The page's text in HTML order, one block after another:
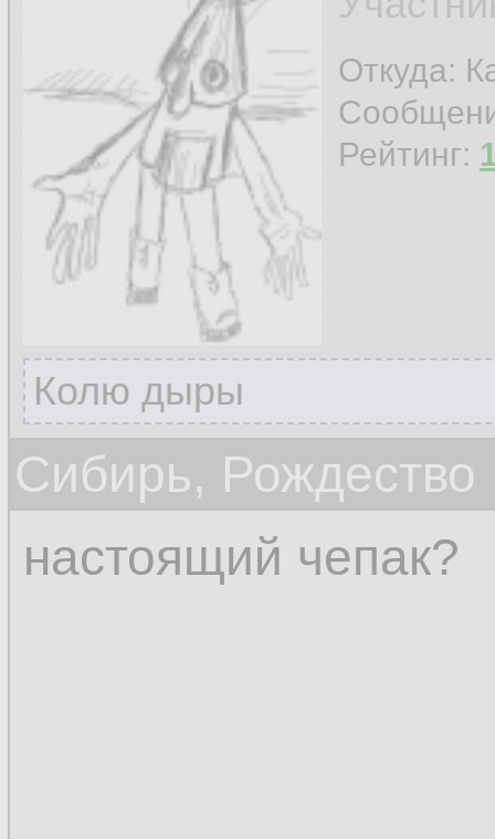
Откуда:
Рейтинг:
Колю дыры
Сибирь, Рождество
настоящий чепак?